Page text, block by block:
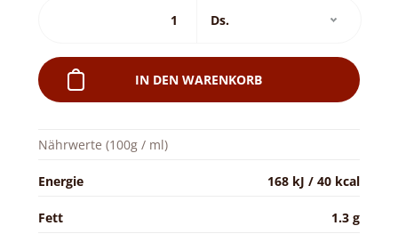
IN DEN WARENKORB
Nährwerte (100g / ml)
Energie 168 kJ / 40 kcal
Fett 1.3 g